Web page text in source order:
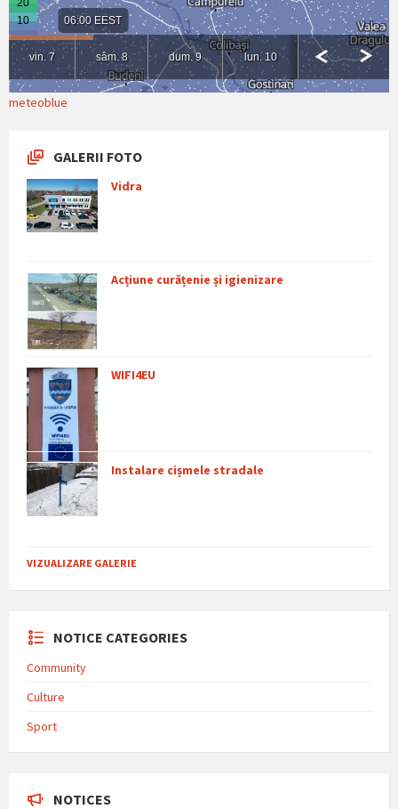
meteoblue
GALERII FOTO
Vidra
Acțiune curățenie și igienizare
WIFI4EU
Instalare cișmele stradale
VIZUALIZARE GALERIE
NOTICE CATEGORIES
Community
Culture
Sport
NOTICES